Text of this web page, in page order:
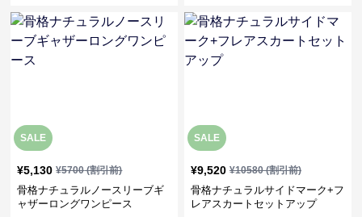
SALE
¥5,130 ¥5700(割引前)
骨格ナチュラルノースリーブギ
ャザーロングワンピース
SALE
¥9,520 ¥10580(割引前)
骨格ナチュラルサイドマーク+フ
レアスカートセットアップ